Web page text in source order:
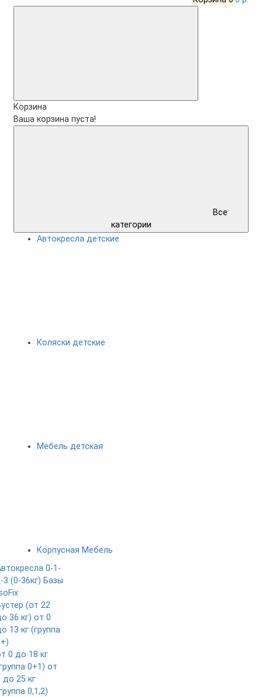
Корзина
Ваша корзина пуста!
Все
категории
Автокресла детские
Коляски детские
Мебель детская
Корпусная Мебель
0-1-
3 (0-36кг) Базы
(от 22
36 кг) от 0
13 кг (группа
0 до 18 кг
0+1) от
до 25 кг
0,1,2)